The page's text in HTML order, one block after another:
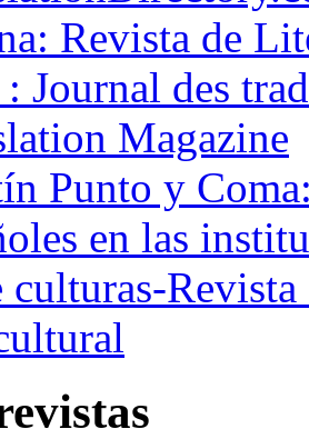
Revista de
Journal des
Magazine
Punto y
en las
culturas-